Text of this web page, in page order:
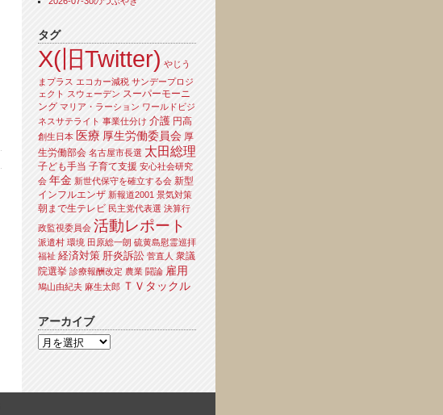
タグ
X(旧Twitter) やじう
まプラス エコカー減税 サンデープロジ
ェクト スウェーデン スーパーモーニ
ング マリア・ラーション ワールドビジ
ネスサテライト 事業仕分け 介護 円高
創生日本 医療 厚生労働委員会 厚
生労働部会 名古屋市長選 太田総理
子ども手当 子育て支援 安心社会研究
会 年金 新世代保守を確立する会 新型
インフルエンザ 新報道2001 景気対策
朝まで生テレビ 民主党代表選 決算行
政監視委員会 活動レポート
派遣村 環境 田原総一朗 硫黄島慰霊巡拝
福祉 経済対策 肝炎訴訟 菅直人 衆議
院選挙 診療報酬改定 農業 闘論 雇用
鳩山由紀夫 麻生太郎 ＴＶタックル
アーカイブ